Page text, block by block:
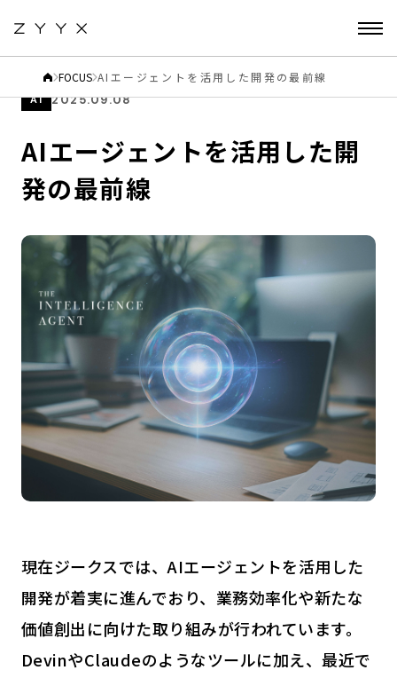
FOCUS AIエージェントを活用した開発の最前線
AI 2025.09.08
AIエージェントを活用した開
発の最前線
現在ジークスでは、AIエージェントを活用した
開発が着実に進んでおり、業務効率化や新たな
価値創出に向けた取り組みが行われています。
DevinやClaudeのようなツールに加え、最近で